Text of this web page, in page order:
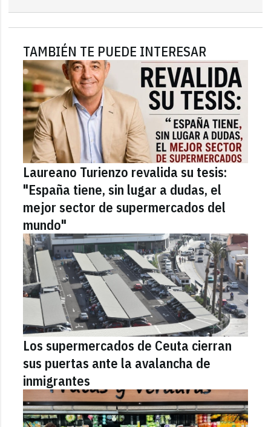
TAMBIÉN TE PUEDE INTERESAR
Laureano Turienzo revalida su tesis:
"España tiene, sin lugar a dudas, el
mejor sector de supermercados del
mundo"
Los supermercados de Ceuta cierran
sus puertas ante la avalancha de
inmigrantes